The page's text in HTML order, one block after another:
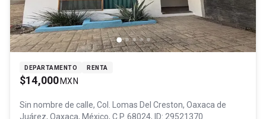
DEPARTAMENTO RENTA
$14,000 MXN
Sin nombre de calle, Col. Lomas Del Creston, Oaxaca de
Juárez, Oaxaca, México, C.P. 68024, ID: 29521370